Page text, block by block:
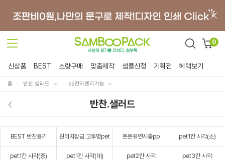
0
신상품 BEST 소량구매 맞춤제작 샘플신청 기획전 혜택보기
홈 반찬.샐러드 pp전자렌지가능
반찬.샐러드
BEST 반찬용기 원터치잠금 고투명pet 튼튼유연사출pp pet1칸 사각(소)
pet1칸 사각(중) pet1칸 사각(대) pet2칸 사각 pet3칸 사각